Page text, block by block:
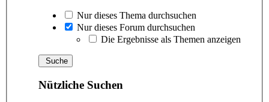
Nur dieses Thema durchsuchen
Nur dieses Forum durchsuchen
Die Ergebnisse als Themen anzeigen
Nützliche Suchen